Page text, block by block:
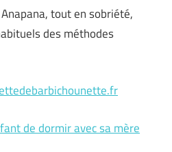
tout en sobriété,
des méthodes
de dormir avec sa mère